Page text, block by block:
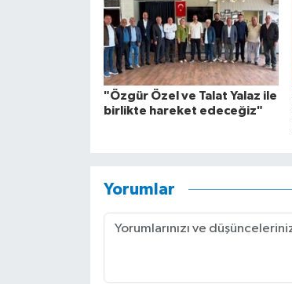
"Özgür Özel ve Talat Yalaz ile
birlikte hareket edeceğiz"
Yorumlar